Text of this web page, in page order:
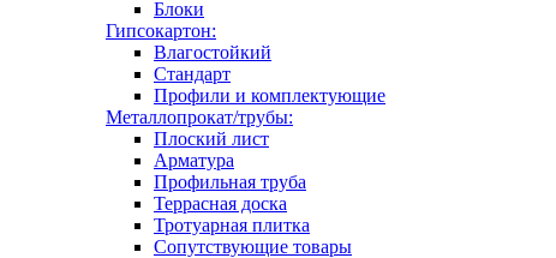
Блоки
Гипсокартон:
Влагостойкий
Стандарт
Профили и комплектующие
Металлопрокат/трубы:
Плоский лист
Арматура
Профильная труба
Террасная доска
Тротуарная плитка
Сопутствующие товары